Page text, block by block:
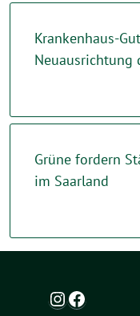
Krankenhaus-
Neuausrichtung
Grüne fordern
im Saarland
Instagram
Facebook